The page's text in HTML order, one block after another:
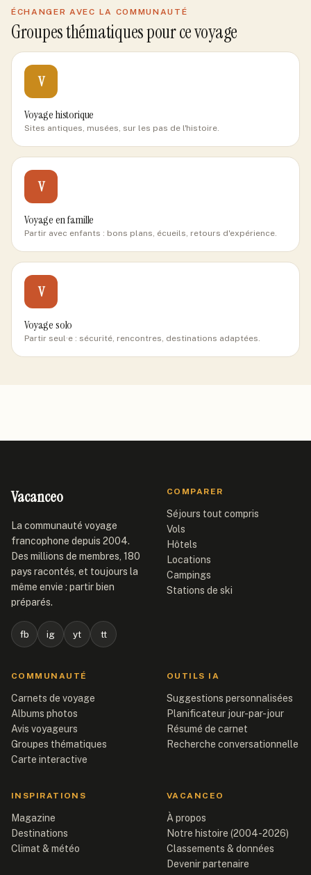
ÉCHANGER AVEC LA COMMUNAUTÉ
Groupes thématiques pour ce voyage
V
Voyage historique
Sites antiques, musées, sur les pas de l'histoire.
V
Voyage en famille
Partir avec enfants : bons plans, écueils, retours d'expérience.
V
Voyage solo
Partir seul·e : sécurité, rencontres, destinations adaptées.
Vacanceo
La communauté voyage
francophone depuis 2004.
Des millions de membres, 180
pays racontés, et toujours la
même envie : partir bien
préparés.
fb ig yt tt
COMPARER
Séjours tout compris
Vols
Hôtels
Locations
Campings
Stations de ski
COMMUNAUTÉ
Carnets de voyage
Albums photos
Avis voyageurs
Groupes thématiques
Carte interactive
OUTILS IA
Suggestions personnalisées
Planificateur jour-par-jour
Résumé de carnet
Recherche conversationnelle
INSPIRATIONS
Magazine
Destinations
Climat & météo
VACANCEO
À propos
Notre histoire (2004-2026)
Classements & données
Devenir partenaire